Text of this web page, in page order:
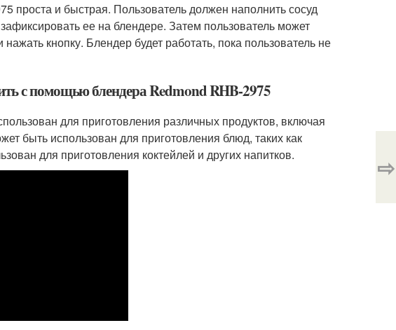
проста и быстрая. Пользователь должен наполнить сосуд
ее на блендере. Затем пользователь может
кнопку. Блендер будет работать, пока пользователь не
с помощью блендера Redmond RHB-2975
для приготовления различных продуктов, включая
быть использован для приготовления блюд, таких как
для приготовления коктейлей и других напитков.
⇨